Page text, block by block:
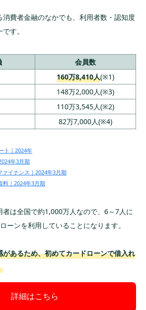
消費者金融のなかでも、利用者数・認知度
す。
会員数
160万8,410人(※1)
148万2,000人(※3)
110万3,545人(※2)
82万7,000人(※4)
ト｜2024年
年3月期
ァイナンス｜2024年3月期
料｜2024年3月期
は全国で約1,000万人なので、6～7人に
ーンを利用していることになります。
あるため、初めてカードローンで借入れ
詳細はこちら